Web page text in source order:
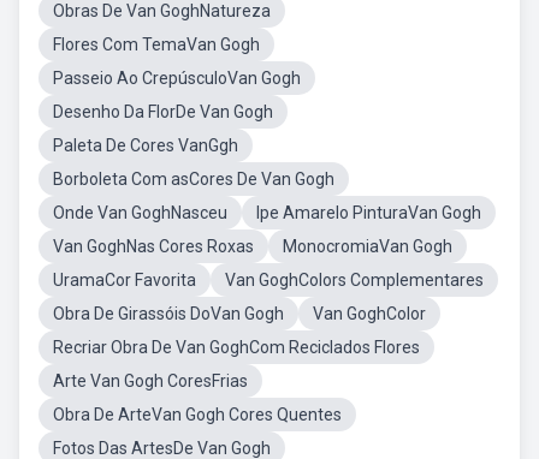
Obras De Van GoghNatureza
Flores Com TemaVan Gogh
Passeio Ao CrepúsculoVan Gogh
Desenho Da FlorDe Van Gogh
Paleta De Cores VanGgh
Borboleta Com asCores De Van Gogh
Onde Van GoghNasceu
Ipe Amarelo PinturaVan Gogh
Van GoghNas Cores Roxas
MonocromiaVan Gogh
UramaCor Favorita
Van GoghColors Complementares
Obra De Girassóis DoVan Gogh
Van GoghColor
Recriar Obra De Van GoghCom Reciclados Flores
Arte Van Gogh CoresFrias
Obra De ArteVan Gogh Cores Quentes
Fotos Das ArtesDe Van Gogh